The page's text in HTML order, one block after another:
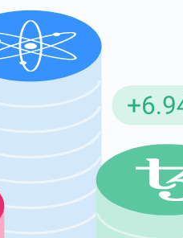
En son proje